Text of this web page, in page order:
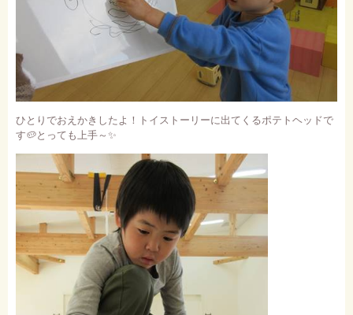
ひとりでおえかきしたよ！トイストーリーに出てくるポテトヘッドで
す🥔とっても上手～ ✨